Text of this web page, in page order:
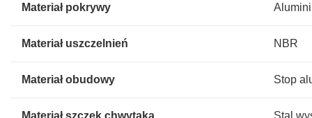
Materiał pokrywy
Materiał uszczelnień NBR
Materiał obudowy Stop
Materiał szczęk chwytaka Stal